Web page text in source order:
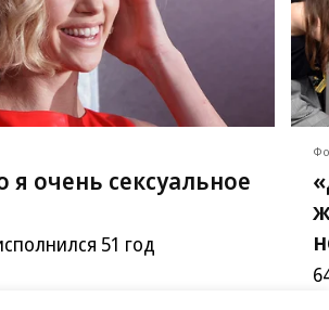
очень сексуальное
51 год